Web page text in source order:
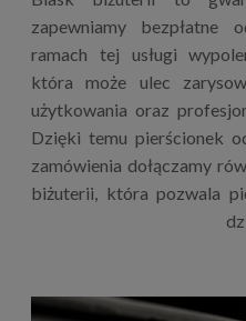
zapewniamy bezpłatne
ramach tej usługi
która może ulec
użytkowania oraz
Dzięki temu pierścionek
zamówienia dołączamy
biżuterii, która pozwala